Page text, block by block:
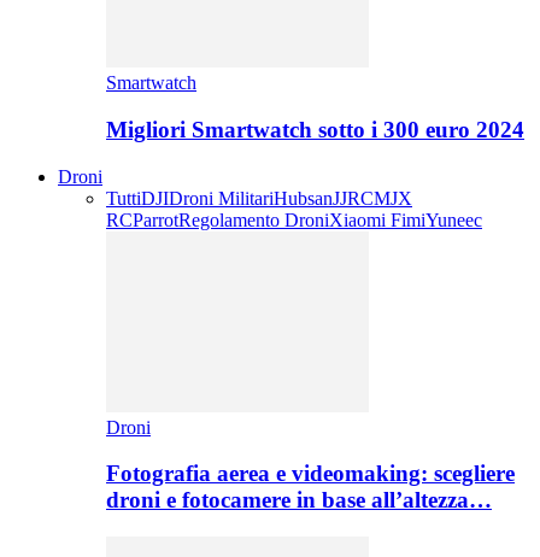
Smartwatch
Migliori Smartwatch sotto i 300 euro 2024
Droni
TuttiDJIDroni MilitariHubsanJJRCMJX
RCParrotRegolamento DroniXiaomi FimiYuneec
Droni
Fotografia aerea e videomaking: scegliere
droni e fotocamere in base all’altezza…